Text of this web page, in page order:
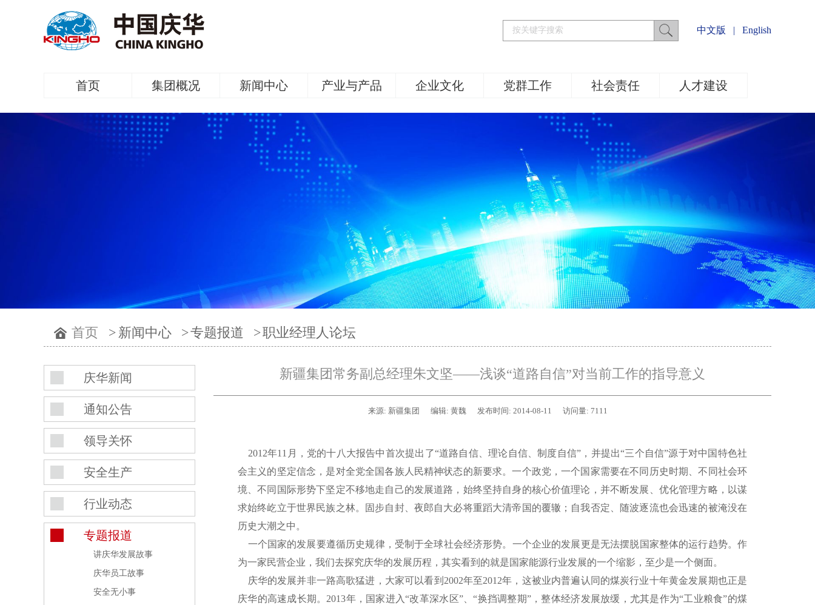
中文版 | English
首页 集团概况 新闻中心 产业与产品 企业文化 党群工作 社会责任 人才建设
首页 > 新闻中心 >专题报道 >职业经理人论坛
庆华新闻
通知公告
领导关怀
安全生产
行业动态
专题报道
讲庆华发展故事
庆华员工故事
安全无小事
新疆集团常务副总经理朱文坚——浅谈“道路自信”对当前工作的指导意义
来源: 新疆集团 编辑: 黄魏 发布时间: 2014-08-11 访问量: 7111
2012年11月，党的十八大报告中首次提出了“道路自信、理论自信、制度自信”，并提出“三个自信”源于对中国特色社
会主义的坚定信念，是对全党全国各族人民精神状态的新要求。一个政党，一个国家需要在不同历史时期、不同社会环
境、不同国际形势下坚定不移地走自己的发展道路，始终坚持自身的核心价值理论，并不断发展、优化管理方略，以谋
求始终屹立于世界民族之林。固步自封、夜郎自大必将重蹈大清帝国的覆辙；自我否定、随波逐流也会迅速的被淹没在
历史大潮之中。
一个国家的发展要遵循历史规律，受制于全球社会经济形势。一个企业的发展更是无法摆脱国家整体的运行趋势。作
为一家民营企业，我们去探究庆华的发展历程，其实看到的就是国家能源行业发展的一个缩影，至少是一个侧面。
庆华的发展并非一路高歌猛进，大家可以看到2002年至2012年，这被业内普遍认同的煤炭行业十年黄金发展期也正是
庆华的高速成长期。2013年，国家进入“改革深水区”、“换挡调整期”，整体经济发展放缓，尤其是作为“工业粮食”的煤